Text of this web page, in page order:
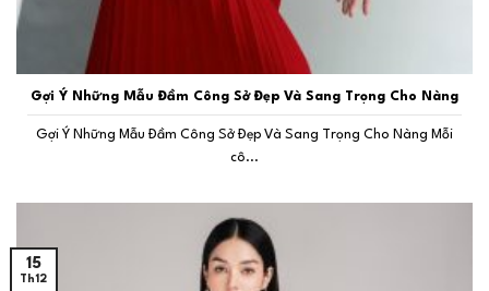
Gợi Ý Những Mẫu Đầm Công Sở Đẹp Và Sang Trọng Cho Nàng
Gợi Ý Những Mẫu Đầm Công Sở Đẹp Và Sang Trọng Cho Nàng Mỗi
cô...
15
Th12